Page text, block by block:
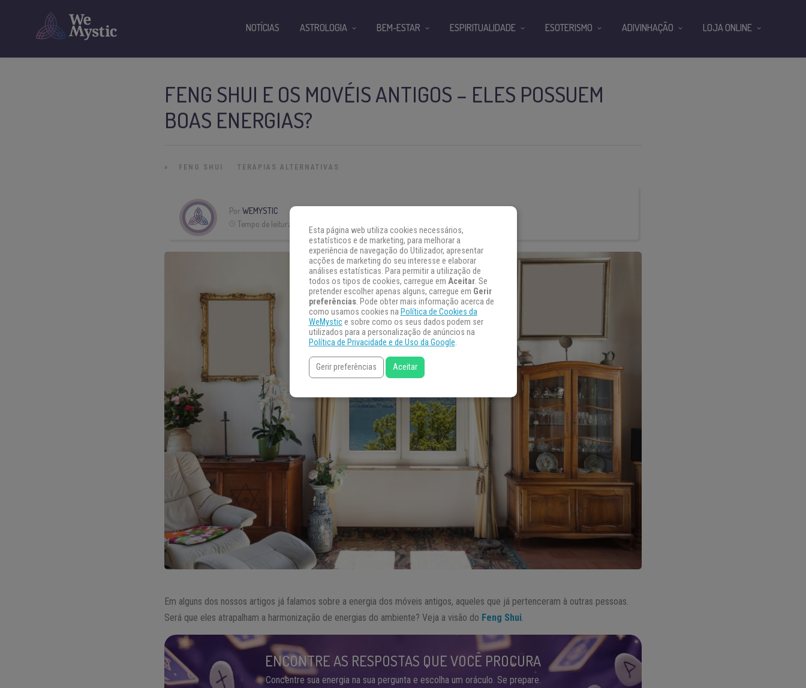
FENG SHUI E OS MOVÉIS ANTIGOS – ELES POSSUEM
BOAS ENERGIAS?
» FENG SHUI TERAPIAS ALTERNATIVAS
Por WEMYSTIC
Tempo de leitura:
Em alguns dos nossos artigos já falamos sobre a energia dos móveis antigos, aqueles que já pertenceram à outras pessoas.
Será que eles atrapalham a harmonização de energias do ambiente? Veja a visão do Feng Shui.
ENCONTRE AS RESPOSTAS QUE VOCÊ PROCURA
Concentre sua energia na sua pergunta e escolha um oráculo. Se prepare.
NOTÍCIAS ASTROLOGIA BEM-ESTAR ESPIRITUALIDADE ESOTERISMO ADIVINHAÇÃO LOJA ONLINE
Esta página web utiliza cookies necessários,
estatísticos e de marketing, para melhorar a
experiência de navegação do Utilizador, apresentar
acções de marketing do seu interesse e elaborar
análises estatísticas. Para permitir a utilização de
todos os tipos de cookies, carregue em Aceitar. Se
pretender escolher apenas alguns, carregue em Gerir
preferências. Pode obter mais informação acerca de
como usamos cookies na Política de Cookies da
WeMystice sobre como os seus dados podem ser
utilizados para a personalização de anúncios na
Política de Privacidade e de Uso da Google.
Gerir preferências Aceitar